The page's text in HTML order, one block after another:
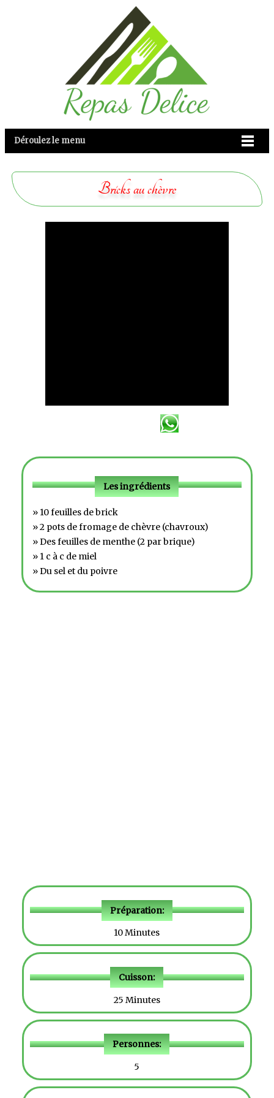
Déroulez le menu
Bricks au chèvre
Les ingrédients
» 10 feuilles de brick
» 2 pots de fromage de chèvre (chavroux)
» Des feuilles de menthe (2 par brique)
» 1 c à c de miel
» Du sel et du poivre
Préparation:
10 Minutes
Cuisson:
25 Minutes
Personnes:
5